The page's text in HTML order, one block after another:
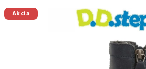
produktu
Akcia